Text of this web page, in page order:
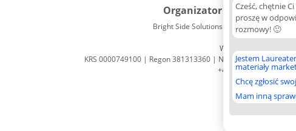
Cześć, chętnie
proszę w
rozmowy! 🙂
Jestem
materiały
Chcę zgłosić
Mam inną
Organizator plebiscytu
Bright Side Solutions sp. z o. o. sp. k.
ul. Ruska 22
Wrocław 50-079
KRS 0000749100 | Regon 381313360 | NIP 8943132676
+48 508 492 400